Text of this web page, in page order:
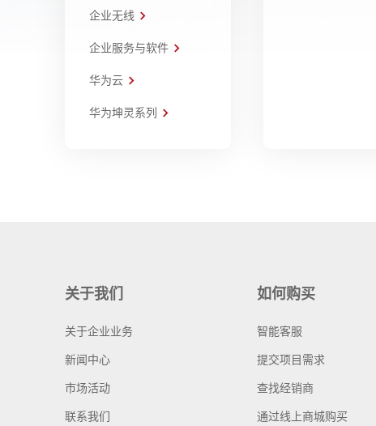
企业无线
企业服务与软件
华为云
华为坤灵系列
关于我们
关于企业业务
新闻中心
市场活动
联系我们
如何购买
智能客服
提交项目需求
查找经销商
通过线上商城购买